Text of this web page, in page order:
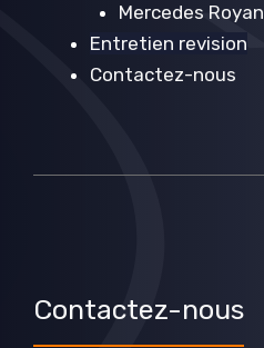
Mercedes Royan
Entretien revision
Contactez-nous
Contactez-nous